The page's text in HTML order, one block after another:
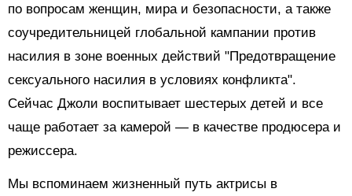
по вопросам женщин, мира и безопасности, а также
соучредительницей глобальной кампании против
насилия в зоне военных действий "Предотвращение
сексуального насилия в условиях конфликта".
Сейчас Джоли воспитывает шестерых детей и все
чаще работает за камерой — в качестве продюсера и
режиссера.
Мы вспоминаем жизненный путь актрисы в